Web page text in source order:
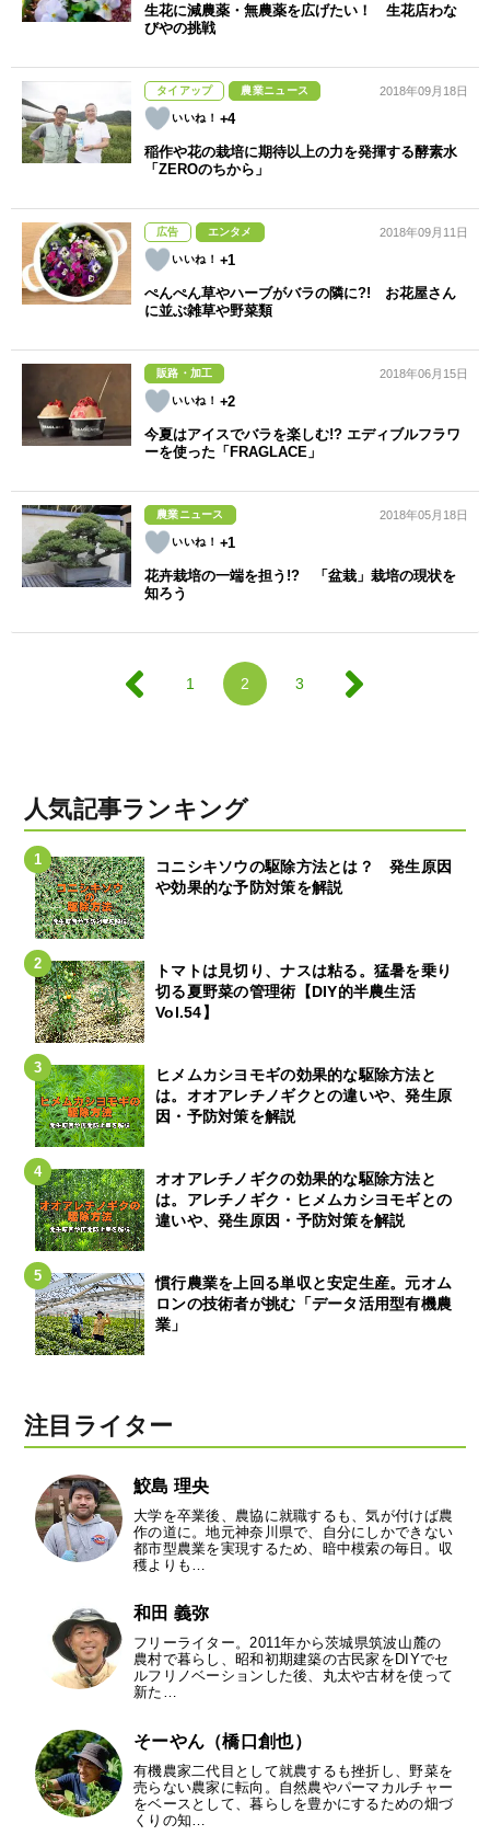
生花に減農薬・無農薬を広げたい！ 生花店わな
びやの挑戦
タイアップ 農業ニュース
+4
2018年09月18日
稲作や花の栽培に期待以上の力を発揮する酵素水
「ZEROのちから」
広告 エンタメ
+1
2018年09月11日
ぺんぺん草やハーブがバラの隣に?! お花屋さん
に並ぶ雑草や野菜類
販路・加工
+2
2018年06月15日
今夏はアイスでバラを楽しむ!? エディブルフラワ
ーを使った「FRAGLACE」
農業ニュース
+1
2018年05月18日
花卉栽培の一端を担う!? 「盆栽」栽培の現状を
知ろう
1 2 3
人気記事ランキング
コニシキソウの駆除方法とは？ 発生原因
や効果的な予防対策を解説
トマトは見切り、ナスは粘る。猛暑を乗り
切る夏野菜の管理術【DIY的半農生活
Vol.54】
ヒメムカシヨモギの効果的な駆除方法と
は。オオアレチノギクとの違いや、発生原
因・予防対策を解説
オオアレチノギクの効果的な駆除方法と
は。アレチノギク・ヒメムカシヨモギとの
違いや、発生原因・予防対策を解説
慣行農業を上回る単収と安定生産。元オム
ロンの技術者が挑む「データ活用型有機農
業」
注目ライター
鮫島 理央
大学を卒業後、農協に就職するも、気が付けば農
作の道に。地元神奈川県で、自分にしかできない
都市型農業を実現するため、暗中模索の毎日。収
穫よりも…
和田 義弥
フリーライター。2011年から茨城県筑波山麓の
農村で暮らし、昭和初期建築の古民家をDIYでセ
ルフリノベーションした後、丸太や古材を使って
新た…
そーやん（橋口創也）
有機農家二代目として就農するも挫折し、野菜を
売らない農家に転向。自然農やパーマカルチャー
をベースとして、暮らしを豊かにするための畑づ
くりの知…